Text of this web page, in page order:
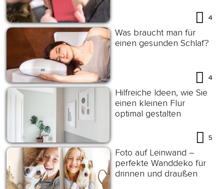
4
Was braucht man für
einen gesunden Schlaf?
4
Hilfreiche Ideen, wie Sie
einen kleinen Flur
optimal gestalten
5
Foto auf Leinwand –
perfekte Wanddeko für
drinnen und draußen